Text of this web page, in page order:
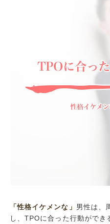
「性格イケメンな」 男性は、
し、TPOに合った行動ができ